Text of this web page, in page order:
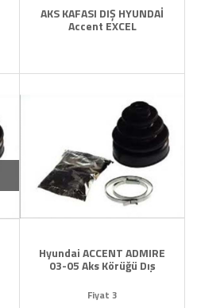
AKS KAFASI DIŞ HYUNDAİ
Accent EXCEL
Hyundai ACCENT ADMIRE
03-05 Aks Körüğü Dış
Fiyat 3